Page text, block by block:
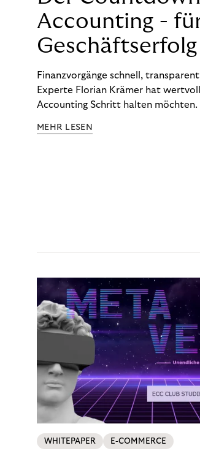
Accounting -
Geschäftserfolg
Finanzvorgänge schnell,
Experte Florian Krämer hat
Accounting Schritt halten möchten.
MEHR LESEN
WHITEPAPER E-COMMERCE